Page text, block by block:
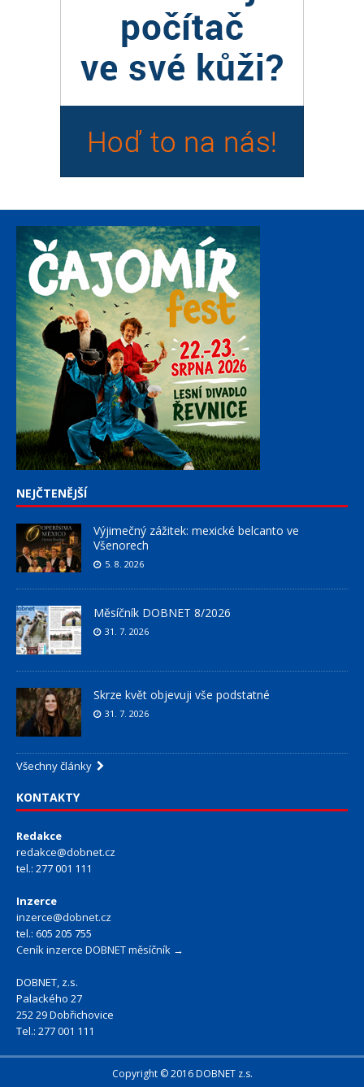
NEJČTENĚJŠÍ
Výjimečný zážitek: mexické belcanto ve
Všenorech
5. 8. 2026
Měsíčník DOBNET 8/2026
31. 7. 2026
Skrze květ objevuji vše podstatné
31. 7. 2026
Všechny články
KONTAKTY
Redakce
redakce@dobnet.cz
tel.: 277 001 111
Inzerce
inzerce@dobnet.cz
tel.: 605 205 755
Ceník inzerce DOBNET měsíčník →
DOBNET, z.s.
Palackého 27
252 29 Dobřichovice
Tel.: 277 001 111
Copyright © 2016 DOBNET z.s.